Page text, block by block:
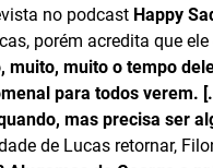
no podcast Happy
porém acredita que
muito, muito o tempo
para todos verem.
mas precisa ser
de Lucas retornar,